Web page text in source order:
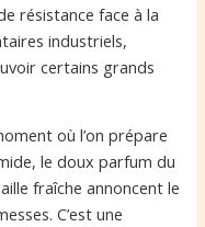
résistance face à la
industriels,
certains grands
où l’on prépare
le doux parfum du
fraîche annoncent le
C’est une